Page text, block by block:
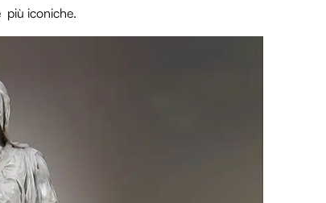
più iconiche.